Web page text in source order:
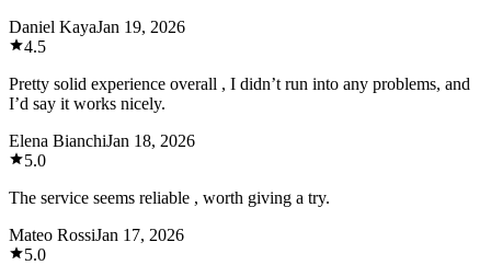
Daniel KayaJan 19, 2026
4.5
Pretty solid experience overall , I didn’t run into any problems, and
I’d say it works nicely.
Elena BianchiJan 18, 2026
5.0
The service seems reliable , worth giving a try.
Mateo RossiJan 17, 2026
5.0